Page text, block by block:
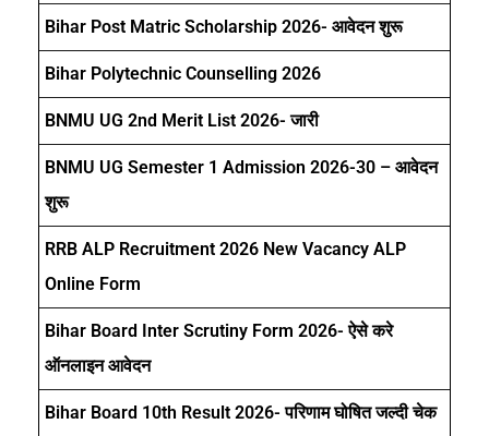
Bihar Post Matric Scholarship 2026- आवेदन शुरू
Bihar Polytechnic Counselling 2026
BNMU UG 2nd Merit List 2026- जारी
BNMU UG Semester 1 Admission 2026-30 – आवेदन
शुरू
RRB ALP Recruitment 2026 New Vacancy ALP
Online Form
Bihar Board Inter Scrutiny Form 2026- ऐसे करे
ऑनलाइन आवेदन
Bihar Board 10th Result 2026- परिणाम घोषित जल्दी चेक